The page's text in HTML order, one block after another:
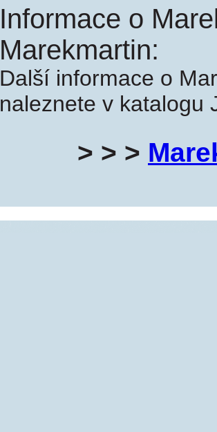
Informace o
Marekmartin:
Další informace o
naleznete v katalogu
> > >